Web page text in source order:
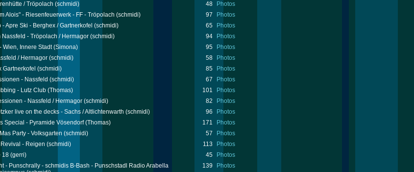
/ Tröpolach (schmidi) 48
Photos
Alois" - Riesenfeuerwerk - FF - Tröpolach (schmidi) 97
Photos
Apre Ski - Berghex / Gartnerkofel (schmidi) 65
Photos
Nassfeld - Tröpolach / Hermagor (schmidi) 94
Photos
Wien, Innere Stadt(Simona) 95
Photos
/ Hermagor (schmidi) 58
Photos
Gartnerkofel (schmidi) 85
Photos
- Nassfeld (schmidi) 67
Photos
- Lutz Club (Thomas) 101
Photos
- Nassfeld / Hermagor (schmidi) 82
Photos
live on the decks - Sachs / Altlichtenwarth (schmidi) 96
Photos
Special - Pyramide Vösendorf(Thomas) 171
Photos
Party - Volksgarten (schmidi) 57
Photos
- Reigen (schmidi) 113
Photos
18 (gerri) 45
Photos
- Punschrally - schmidis B-Bash - Punschstadl Radio Arabella
139 Photos